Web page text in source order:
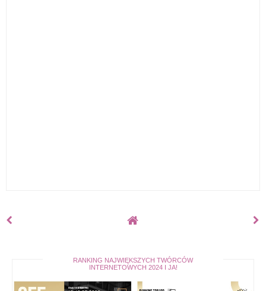
RANKING NAJWIĘKSZYCH TWÓRCÓW
INTERNETOWYCH 2024 I JA!